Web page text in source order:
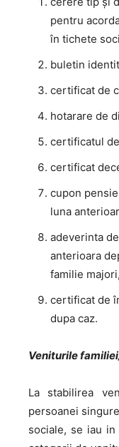
pentru
în tichete
buletin
certificat de
hotarare de
certificatul
certificat
cupon
luna
adeverinta
anterioara
familie
certificat de
dupa caz.
Veniturile
La stabilirea
persoanei
sociale, se iau